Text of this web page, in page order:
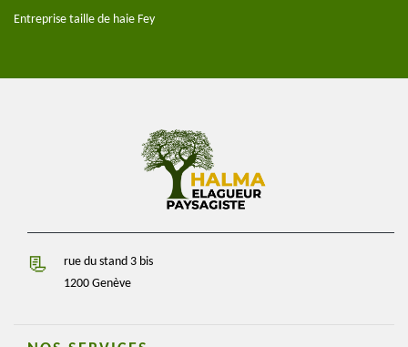
Entreprise taille de haie Fey
rue du stand 3 bis
1200 Genève